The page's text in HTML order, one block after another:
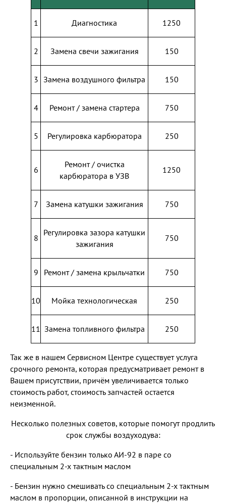
1 Диагностика 1250
2 Замена свечи зажигания 150
3 Замена воздушного фильтра 150
4 Ремонт / замена стартера 750
5 Регулировка карбюратора 250
6
Ремонт / очистка
карбюратора в УЗВ
1250
7 Замена катушки зажигания 750
8
Регулировка зазора катушки
зажигания
750
9 Ремонт / замена крыльчатки 750
10 Мойка технологическая 250
11 Замена топливного фильтра 250
Так же в нашем Сервисном Центре существует услуга
срочного ремонта, которая предусматривает ремонт в
Вашем присутствии, причём увеличивается только
стоимость работ, стоимость запчастей остается
неизменной.
Несколько полезных советов, которые помогут продлить
срок службы воздуходува:
- Используйте бензин только АИ-92 в паре со
специальным 2-х тактным маслом
- Бензин нужно смешивать со специальным 2-х тактным
маслом в пропорции, описанной в инструкции на